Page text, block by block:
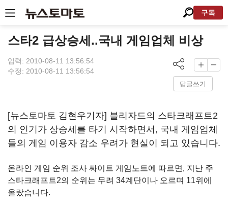
구독
스타2 급상승세..국내 게임업체 비상
입력: 2010-08-11 13:56:54
수정: 2010-08-11 13:56:54
답글쓰기
[뉴스토마토 김현우기자] 블리자드의 스타크래프트2
의 인기가 상승세를 타기 시작하면서, 국내 게임업체
들의 게임 이용자 감소 우려가 현실이 되고 있습니다.
온라인 게임 순위 조사 싸이트 게임노트에 따르면, 지난 주
스타크래프트2의 순위는 무려 34계단이나 오르며 11위에
올랐습니다.